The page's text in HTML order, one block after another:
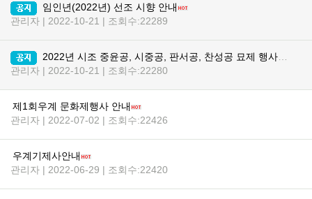
임인년(2022년) 선조 시향 안내
관리자 | 2022-10-21 | 조회수:22289
2022년 시조 중윤공, 시중공, 판서공, 찬성공 묘제 행사안내
관리자 | 2022-10-21 | 조회수:22280
제1회우계 문화제행사 안내
관리자 | 2022-07-02 | 조회수:22426
우계기제사안내
관리자 | 2022-06-29 | 조회수:22420